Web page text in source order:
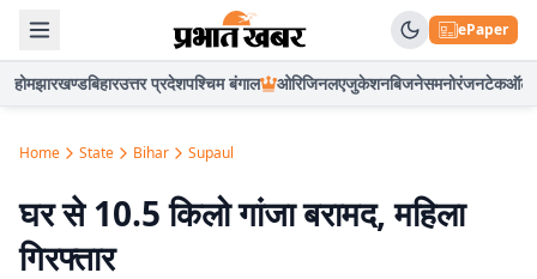
ePaper
होमझारखण्डबिहारउत्तर प्रदेशपश्चिम बंगाल ओरिजिनलएजुकेशनबिजनेसमनोरंजनटेकऑटो
Home State Bihar Supaul
घर से 10.5 किलो गांजा बरामद, महिला
गिरफ्तार